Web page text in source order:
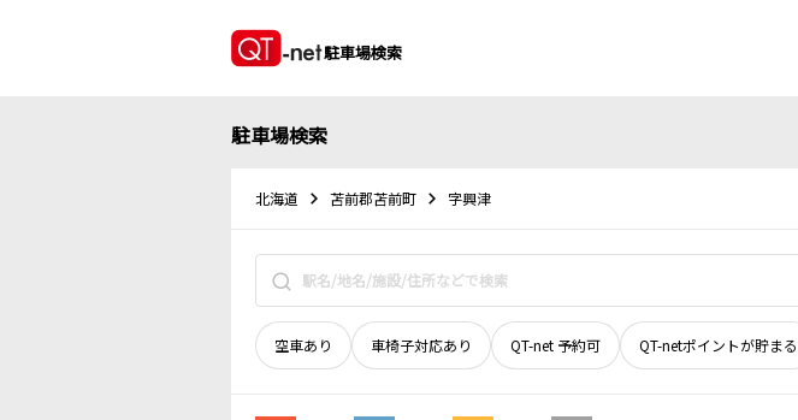
駐車場検索
駐車場検索
北海道 苫前郡苫前町 字興津
空車あり 車椅子対応あり QT-net 予約可 QT-netポイントが貯まる